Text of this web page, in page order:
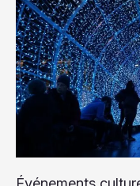
Découvrez
les
traditions
culinaires
françaises
pour
des